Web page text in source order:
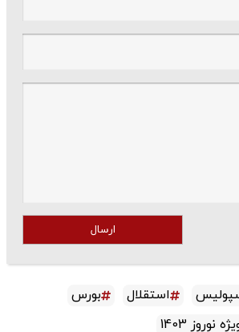
ارسال
استقلال
بورس
نوروز 1403